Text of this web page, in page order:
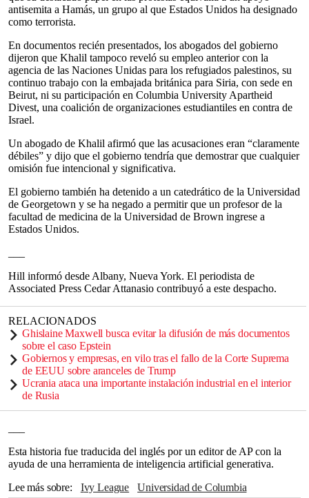
antisemita a Hamás, un grupo al que Estados Unidos ha designado
como terrorista.
En documentos recién presentados, los abogados del gobierno
dijeron que Khalil tampoco reveló su empleo anterior con la
agencia de las Naciones Unidas para los refugiados palestinos, su
continuo trabajo con la embajada británica para Siria, con sede en
Beirut, ni su participación en Columbia University Apartheid
Divest, una coalición de organizaciones estudiantiles en contra de
Israel.
Un abogado de Khalil afirmó que las acusaciones eran “claramente
débiles” y dijo que el gobierno tendría que demostrar que cualquier
omisión fue intencional y significativa.
El gobierno también ha detenido a un catedrático de la Universidad
de Georgetown y se ha negado a permitir que un profesor de la
facultad de medicina de la Universidad de Brown ingrese a
Estados Unidos.
Hill informó desde Albany, Nueva York. El periodista de
Associated Press Cedar Attanasio contribuyó a este despacho.
RELACIONADOS
Ghislaine Maxwell busca evitar la difusión de más documentos
sobre el caso Epstein
Gobiernos y empresas, en vilo tras el fallo de la Corte Suprema
de EEUU sobre aranceles de Trump
Ucrania ataca una importante instalación industrial en el interior
de Rusia
Esta historia fue traducida del inglés por un editor de AP con la
ayuda de una herramienta de inteligencia artificial generativa.
Lee más sobre
Ivy League
Universidad de Columbia